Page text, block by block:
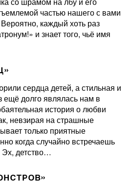
частью нашего с вами
Вероятно, каждый хоть раз
и знает того, чьё имя
сердца детей, а стильная и
ещё долго являлась нам в
история о любви
невзирая на страшные
только приятные
когда случайно встречаешь
Эх, детство…